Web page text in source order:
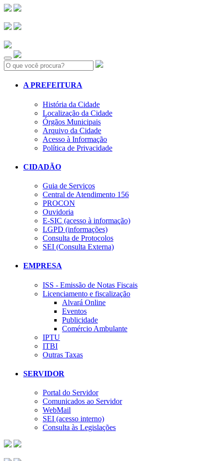
Search:
A PREFEITURA
História da Cidade
Localização da Cidade
Órgãos Municipais
Arquivo da Cidade
Acesso à Informação
Política de Privacidade
CIDADÃO
Guia de Serviços
Central de Atendimento 156
PROCON
Ouvidoria
E-SIC (acesso à informação)
LGPD (informações)
Consulta de Protocolos
SEI (Consulta Externa)
EMPRESA
ISS - Emissão de Notas Fiscais
Licenciamento e fiscalização
Alvará Online
Eventos
Publicidade
Comércio Ambulante
IPTU
ITBI
Outras Taxas
SERVIDOR
Portal do Servidor
Comunicados ao Servidor
WebMail
SEI (acesso interno)
Consulta às Legislações